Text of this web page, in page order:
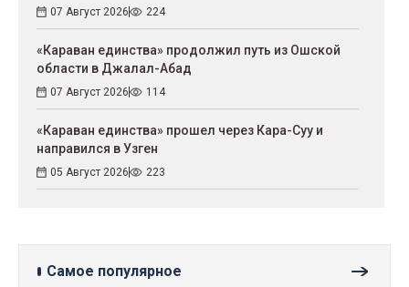
07 Август 2026 224
«Караван единства» продолжил путь из Ошской
области в Джалал-Абад
07 Август 2026 114
«Караван единства» прошел через Кара-Суу и
направился в Узген
05 Август 2026 223
Самое популярное